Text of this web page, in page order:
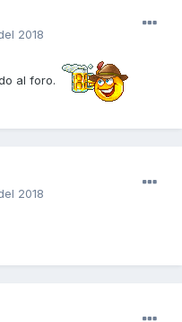
2018
al foro.
2018